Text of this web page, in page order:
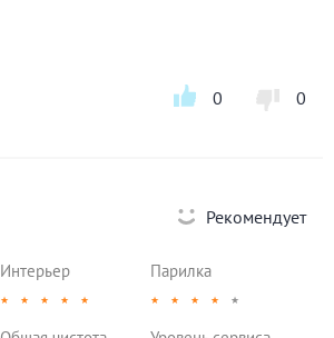
0 0
Рекомендует
Интерьер
★ ★ ★ ★ ★
Парилка
★ ★ ★ ★ ★